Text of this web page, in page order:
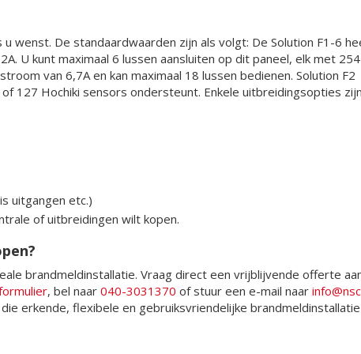
wenst. De standaardwaarden zijn als volgt: De Solution F1-6
U kunt maximaal 6 lussen aansluiten op dit paneel, elk met 254
van 6,7A en kan maximaal 18 lussen bedienen. Solution F2
127 Hochiki sensors ondersteunt. Enkele uitbreidingsopties
uitgangen etc.)
of uitbreidingen wilt kopen.
brandmeldinstallatie. Vraag direct een vrijblijvende offerte
, bel naar 040-3031370 of stuur een e-mail naar
erkende, flexibele en gebruiksvriendelijke brandmeldinstallatie